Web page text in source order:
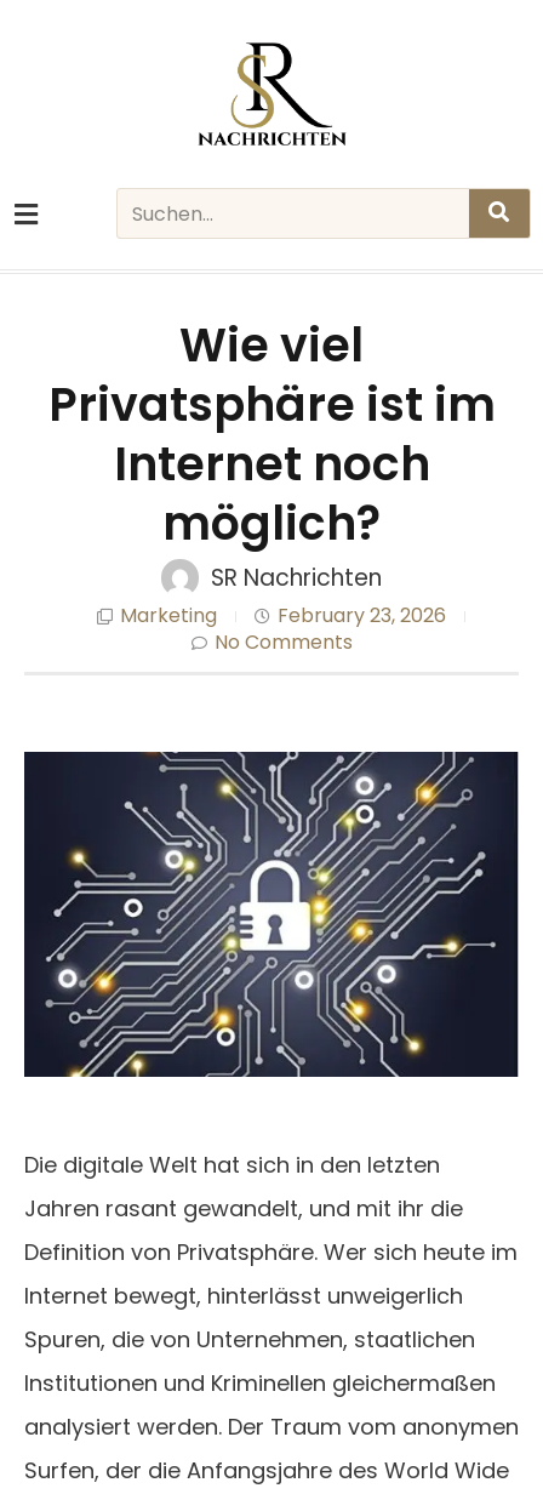
Wie viel
Privatsphäre ist im
Internet noch
möglich?
SR Nachrichten
Marketing
February 23, 2026
No Comments
Die digitale Welt hat sich in den letzten
Jahren rasant gewandelt, und mit ihr die
Definition von Privatsphäre. Wer sich heute im
Internet bewegt, hinterlässt unweigerlich
Spuren, die von Unternehmen, staatlichen
Institutionen und Kriminellen gleichermaßen
analysiert werden. Der Traum vom anonymen
Surfen, der die Anfangsjahre des World Wide